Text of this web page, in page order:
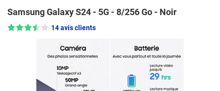
Samsung Galaxy S24 - 5G - 8/256 Go - Noir
Note : 3.5/5 — 14 avis clients